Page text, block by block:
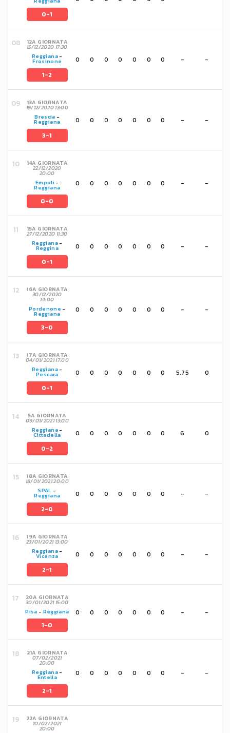
0-1
12A GIORNATA
15/12/2020 17:30
Reggiana-
Frosinone
1-2
0 0 0 0 0 0 0 - -
13A GIORNATA
19/12/2020 13:00
Brescia -
Reggiana
3-1
0 0 0 0 0 0 0 - -
14A GIORNATA
22/12/2020
20:00
Empoli -
Reggiana
0-0
0 0 0 0 0 0 0 - -
15A GIORNATA
27/12/2020 11:30
Reggiana-
Reggina
0-1
0 0 0 0 0 0 0 - -
16A GIORNATA
30/12/2020
14:00
Pordenone -
Reggiana
3-0
0 0 0 0 0 0 0 - -
17A GIORNATA
04/01/2021 17:00
Reggiana-
Pescara
0-1
0 0 0 0 0 0 0 5,75 0
5A GIORNATA
09/01/2021 13:00
Reggiana-
Cittadella
0-2
0 0 0 0 0 0 0 6 0
18A GIORNATA
18/01/2021 20:00
SPAL -
Reggiana
2-0
0 0 0 0 0 0 0 - -
19A GIORNATA
23/01/2021 13:00
Reggiana-
Vicenza
2-1
0 0 0 0 0 0 0 - -
20A GIORNATA
30/01/2021 15:00
Pisa - Reggiana
1-0
0 0 0 0 0 0 0 - -
21A GIORNATA
07/02/2021
20:00
Reggiana-
Entella
2-1
0 0 0 0 0 0 0 - -
22A GIORNATA
10/02/2021
20:00